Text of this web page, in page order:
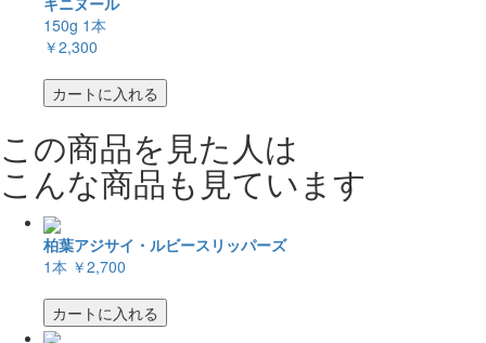
150g 1本
￥2,300
カートに入れる
この商品を見た人は
こんな商品も見ています
柏葉アジサイ・ルビースリッパーズ
1本 ￥2,700
カートに入れる